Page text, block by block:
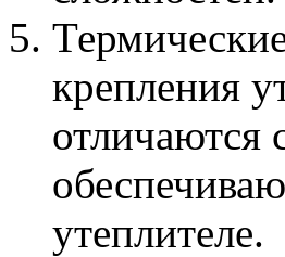
крепления
отличаются
утеплителе.